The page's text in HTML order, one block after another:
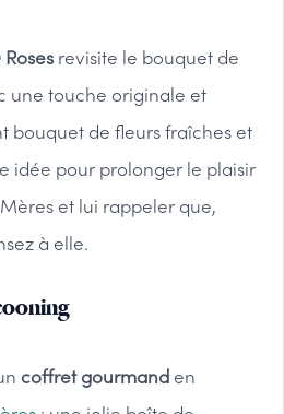
revisite le bouquet de
une touche originale et
bouquet de fleurs fraîches et
idée pour prolonger le plaisir
et lui rappeler que,
à elle.
coffret gourmand ​ en